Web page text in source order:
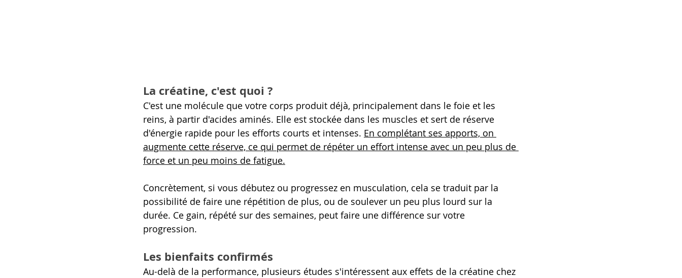
La créatine, c'est quoi ?
C'est une molécule que votre corps produit déjà, principalement dans le foie et les
reins, à partir d'acides aminés. Elle est stockée dans les muscles et sert de réserve
d'énergie rapide pour les efforts courts et intenses. En complétant ses apports, on
augmente cette réserve, ce qui permet de répéter un effort intense avec un peu plus de
force et un peu moins de fatigue.
Concrètement, si vous débutez ou progressez en musculation, cela se traduit par la
possibilité de faire une répétition de plus, ou de soulever un peu plus lourd sur la
durée. Ce gain, répété sur des semaines, peut faire une différence sur votre
progression.
Les bienfaits confirmés
Au-delà de la performance, plusieurs études s'intéressent aux effets de la créatine chez